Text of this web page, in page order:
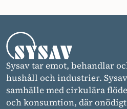
Sysav tar emot, behandlar
hushåll och industrier.
samhälle med cirkulära
och konsumtion, där